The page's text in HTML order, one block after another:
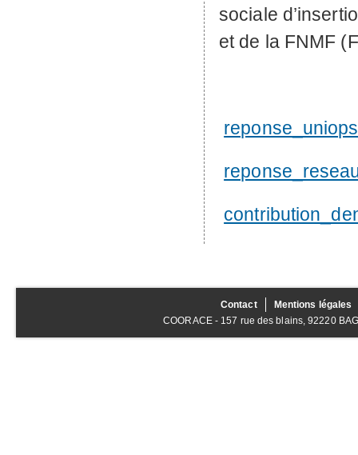
sociale
et de la FNMF
Contact
Mentions légales
COORACE - 157 rue des blains, 92220